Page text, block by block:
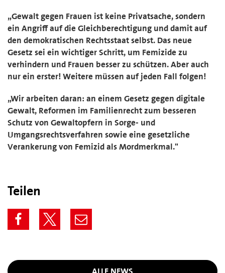
„Gewalt gegen Frauen ist keine Privatsache, sondern
ein Angriff auf die Gleichberechtigung und damit auf
den demokratischen Rechtsstaat selbst. Das neue
Gesetz sei ein wichtiger Schritt, um Femizide zu
verhindern und Frauen besser zu schützen. Aber auch
nur ein erster! Weitere müssen auf jeden Fall folgen!
„Wir arbeiten daran: an einem Gesetz gegen digitale
Gewalt, Reformen im Familienrecht zum besseren
Schutz von Gewaltopfern in Sorge- und
Umgangsrechtsverfahren sowie eine gesetzliche
Verankerung von Femizid als Mordmerkmal."
Teilen
ALLE NEWS